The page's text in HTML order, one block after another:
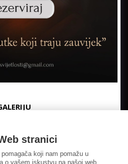
stranici
koji nam pomažu u
o vašem iskustvu na našoj web